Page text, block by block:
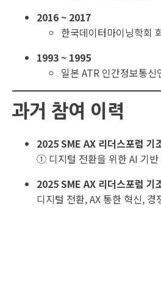
2016 ~ 2017
한국데이터마이닝학회
1993 ~ 1995
일본 ATR 인간정보통신
과거 참여 이력
2025 SME AX 리더스포럼 기
① 디지털 전환을 위한 AI 기반
2025 SME AX 리더스포럼 기
디지털 전환, AX 통한 혁신, 경